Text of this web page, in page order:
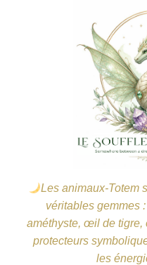
Les animaux-Totem
véritables gemmes
améthyste, œil de
protecteurs
les